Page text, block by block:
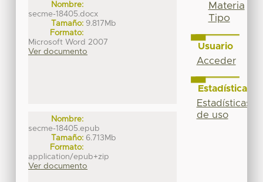
Nombre:
secme-18405.docx
Tamaño: 9.817Mb
Formato:
Microsoft Word 2007
Ver documento
Nombre:
secme-18405.epub
Tamaño: 6.713Mb
Formato:
application/epub+zip
Ver documento
Materia
Tipo
Usuario
Acceder
Estadísticas
Estadísticas
de uso